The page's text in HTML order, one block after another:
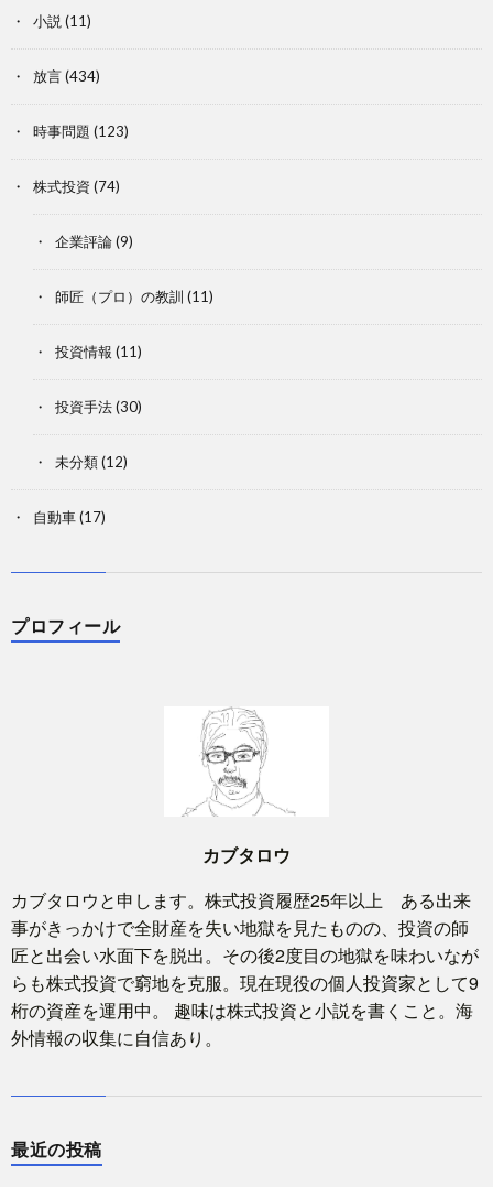
小説 (11)
放言(434)
時事問題 (123)
株式投資 (74)
企業評論(9)
師匠（プロ）の教訓 (11)
投資情報 (11)
投資手法(30)
未分類(12)
自動車(17)
プロフィール
カブタロウ
カブタロウと申します。株式投資履歴25年以上 ある出来
事がきっかけで全財産を失い地獄を見たものの、投資の師
匠と出会い水面下を脱出。その後2度目の地獄を味わいなが
らも株式投資で窮地を克服。現在現役の個人投資家として9
桁の資産を運用中。 趣味は株式投資と小説を書くこと。海
外情報の収集に自信あり。
最近の投稿